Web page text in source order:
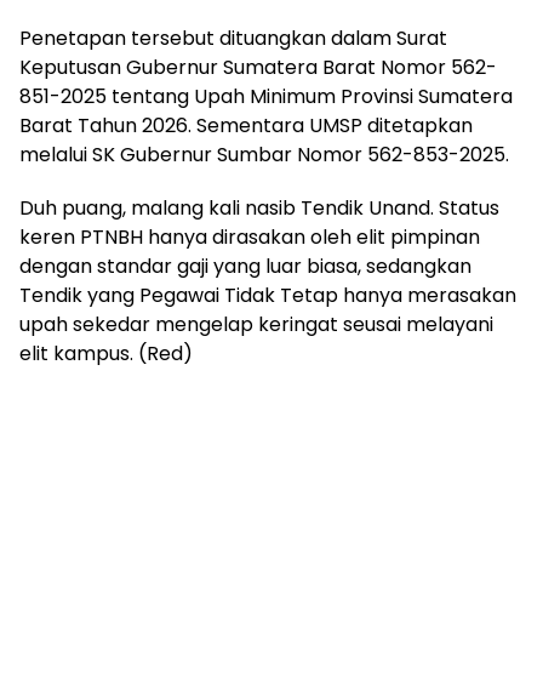
Penetapan tersebut dituangkan dalam Surat
Keputusan Gubernur Sumatera Barat Nomor 562-
851-2025 tentang Upah Minimum Provinsi Sumatera
Barat Tahun 2026. Sementara UMSP ditetapkan
melalui SK Gubernur Sumbar Nomor 562-853-2025.
Duh puang, malang kali nasib Tendik Unand. Status
keren PTNBH hanya dirasakan oleh elit pimpinan
dengan standar gaji yang luar biasa, sedangkan
Tendik yang Pegawai Tidak Tetap hanya merasakan
upah sekedar mengelap keringat seusai melayani
elit kampus. (Red)